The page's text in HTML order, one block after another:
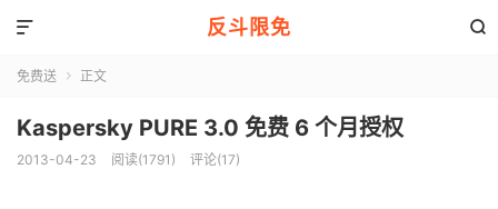
反斗限免 

免费送  正文
Kaspersky PURE 3.0 免费 6 个月授权
2013-04-23 阅读(1791) 评论(17)